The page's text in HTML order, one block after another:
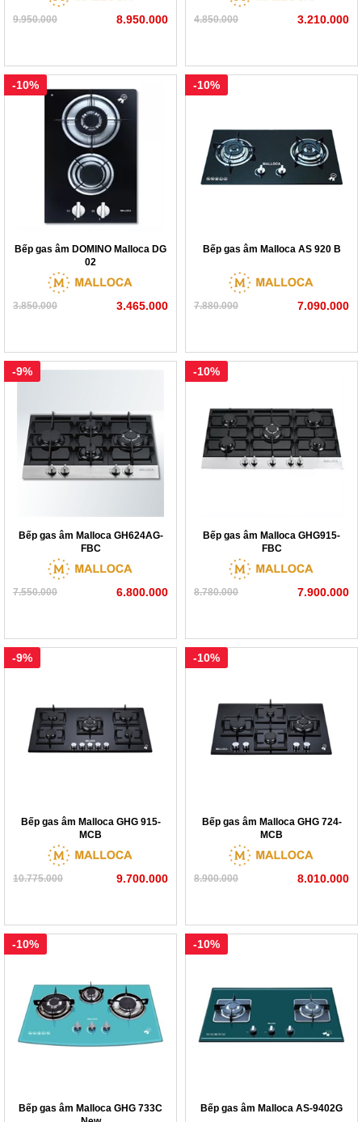
9.950.000 8.950.000 4.850.000 3.210.000
Bếp gas âm DOMINO Malloca DG
02
3.850.000
-10%
3.465.000
Bếp gas âm Malloca AS 920 B
7.880.000
-10%
7.090.000
Bếp gas âm Malloca GH624AG-
FBC
7.550.000
-9%
6.800.000
Bếp gas âm Malloca GHG915-
FBC
8.780.000
-10%
7.900.000
Bếp gas âm Malloca GHG 915-
MCB
10.775.000
-9%
9.700.000
Bếp gas âm Malloca GHG 724-
MCB
8.900.000
-10%
8.010.000
Bếp gas âm Malloca GHG 733C
-10%
Bếp gas âm Malloca AS-9402G
-10%